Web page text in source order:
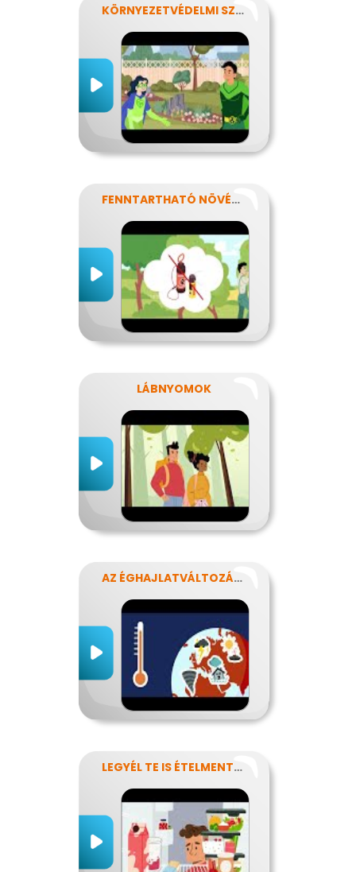
KÖRNYEZETVÉDELMI SZUPERHŐSÖK
FENNTARTHATÓ NÖVÉNYVÉDELEM
LÁBNYOMOK
AZ ÉGHAJLATVÁLTOZÁS HATÁSA AZ ÉLELMISZER-ELLÁTÁSRA
LEGYÉL TE IS ÉTELMENTŐ!